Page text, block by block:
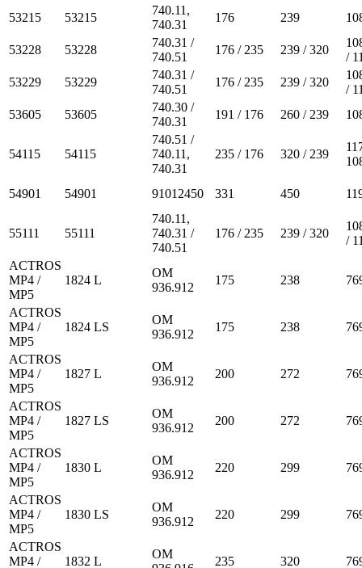
53215 53215
740.11,
740.31
176 239
53228 53228
740.31 /
740.51
176 / 235 239 / 320
/
53229
53229
740.31 /
740.51
176 / 235 239 / 320
/
53605
53605
740.30 /
740.31
191 / 176 260 / 239
54115 54115
740.51 /
740.11,
740.31
235 / 176 320 / 239
54901 54901 91012450 331 450
55111 55111
740.11,
740.31 /
740.51
176 / 235 239 / 320
/
ACTROS
MP4 /
MP5
1824 L
OM
936.912
175 238
ACTROS
MP4 /
MP5
1824 LS
OM
936.912
175 238
ACTROS
MP4 /
MP5
1827 L
OM
936.912
200 272
ACTROS
MP4 /
MP5
1827 LS
OM
936.912
200 272
ACTROS
MP4 /
MP5
1830 L
OM
936.912
220 299
ACTROS
MP4 /
MP5
1830 LS
OM
936.912
220 299
ACTROS
MP4 /
1832 L
OM
235 320